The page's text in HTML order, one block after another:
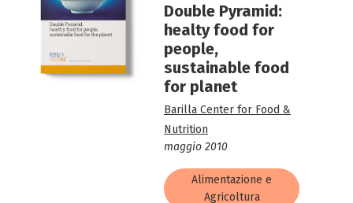
Double Pyramid:
healty food for
people,
sustainable food
for planet
Barilla Center for Food &
Nutrition
maggio 2010
Alimentazione e
Agricoltura